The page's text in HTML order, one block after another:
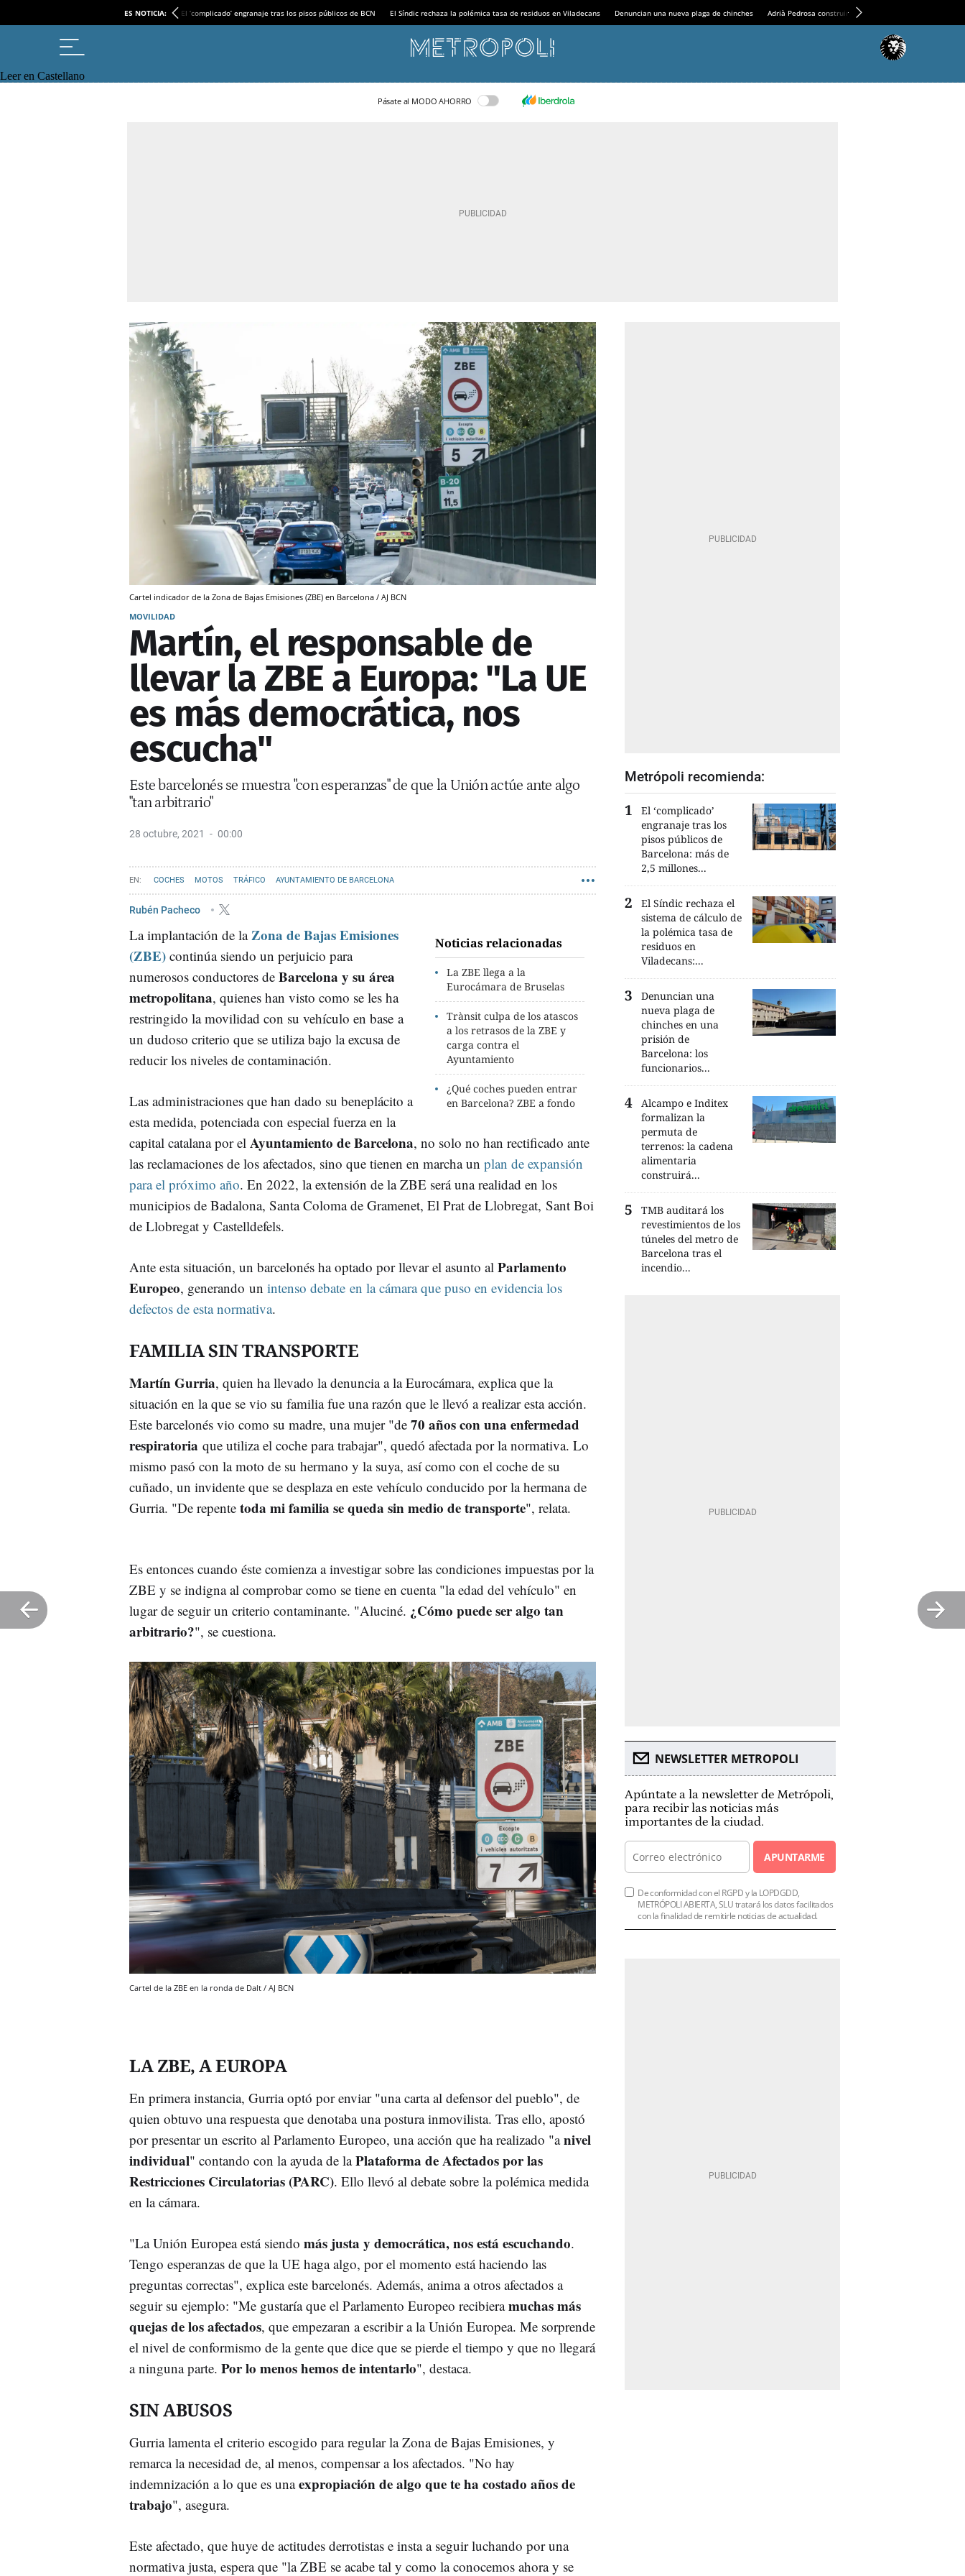
ES NOTICIA: El ‘complicado’ engranaje tras los pisos públicos de BCN El Síndic rechaza la polémica tasa de residuos en Viladecans Denuncian una nueva plaga de chinches Adrià Pedrosa construirá la nueva residencia en el
Leer en Castellano
Pásate al MODO AHORRO
Cartel indicador de la Zona de Bajas Emisiones (ZBE) en Barcelona / AJ BCN
MOVILIDAD
Martín, el responsable de
llevar la ZBE a Europa: "La UE
es más democrática, nos
escucha"
Este barcelonés se muestra "con esperanzas" de que la Unión actúe ante algo
"tan arbitrario"
28 octubre, 2021 00:00
COCHES MOTOS TRÁFICO AYUNTAMIENTO DE BARCELONA
ZONA DE BAJAS EMISIONES DE BARCELONA (ZBE)
Rubén Pacheco
Noticias relacionadas
La ZBE llega a la
Eurocámara de Bruselas
Trànsit culpa de los atascos
a los retrasos de la ZBE y
carga contra el
Ayuntamiento
¿Qué coches pueden entrar
en Barcelona? ZBE a fondo
La implantación de laZona de Bajas Emisiones
(ZBE) continúa siendo un perjuicio para
numerosos conductores de Barcelona y su área
metropolitana, quienes han visto como se les ha
restringido la movilidad con su vehículo en base a
un dudoso criterio que se utiliza bajo la excusa de
reducir los niveles de contaminación.
Las administraciones que han dado su beneplácito a
esta medida, potenciada con especial fuerza en la
capital catalana por el Ayuntamiento de Barcelona, no solo no han rectificado ante
las reclamaciones de los afectados, sino que tienen en marcha un plan de expansión
para el próximo año. En 2022, la extensión de la ZBE será una realidad en los
municipios de Badalona, Santa Coloma de Gramenet, El Prat de Llobregat, Sant Boi
de Llobregat y Castelldefels.
Ante esta situación, un barcelonés ha optado por llevar el asunto al Parlamento
Europeo, generando un intenso debate en la cámara que puso en evidencia los
defectos de esta normativa.
FAMILIA SIN TRANSPORTE
Martín Gurria, quien ha llevado la denuncia a la Eurocámara, explica que la
situación en la que se vio su familia fue una razón que le llevó a realizar esta acción.
Este barcelonés vio como su madre, una mujer "de 70 años con una enfermedad
respiratoria que utiliza el coche para trabajar", quedó afectada por la normativa. Lo
mismo pasó con la moto de su hermano y la suya, así como con el coche de su
cuñado, un invidente que se desplaza en este vehículo conducido por la hermana de
Gurria. "De repente toda mi familia se queda sin medio de transporte", relata.
Es entonces cuando éste comienza a investigar sobre las condiciones impuestas por la
ZBE y se indigna al comprobar como se tiene en cuenta "la edad del vehículo" en
lugar de seguir un criterio contaminante. "Aluciné. ¿Cómo puede ser algo tan
arbitrario?", se cuestiona.
Cartel de la ZBE en la ronda de Dalt / AJ BCN
LA ZBE, A EUROPA
En primera instancia, Gurria optó por enviar "una carta al defensor del pueblo", de
quien obtuvo una respuesta que denotaba una postura inmovilista. Tras ello, apostó
por presentar un escrito al Parlamento Europeo, una acción que ha realizado "anivel
individual" contando con la ayuda de laPlataforma de Afectados por las
Restricciones Circulatorias (PARC). Ello llevó al debate sobre la polémica medida
en la cámara.
"La Unión Europea está siendo más justa y democrática, nos está escuchando.
Tengo esperanzas de que la UE haga algo, por el momento está haciendo las
preguntas correctas", explica este barcelonés. Además, anima a otros afectados a
seguir su ejemplo: "Me gustaría que el Parlamento Europeo recibieramuchas más
quejas de los afectados, que empezaran a escribir a la Unión Europea. Me sorprende
el nivel de conformismo de la gente que dice que se pierde el tiempo y que no llegará
a ninguna parte. Por lo menos hemos de intentarlo", destaca.
SIN ABUSOS
Gurria lamenta el criterio escogido para regular la Zona de Bajas Emisiones, y
remarca la necesidad de, al menos, compensar a los afectados. "No hay
indemnización a lo que es unaexpropiación de algo que te ha costado años de
trabajo", asegura.
Este afectado, que huye de actitudes derrotistas e insta a seguir luchando por una
normativa justa, espera que "la ZBE se acabe tal y como la conocemos ahora y se
Metrópoli recomienda:
El ‘complicado’
engranaje tras los
pisos públicos de
Barcelona: más de
2,5 millones...
El Síndic rechaza el
sistema de cálculo de
la polémica tasa de
residuos en
Viladecans:...
Denuncian una
nueva plaga de
chinches en una
prisión de
Barcelona: los
funcionarios...
Alcampo e Inditex
formalizan la
permuta de
terrenos: la cadena
alimentaria
construirá...
TMB auditará los
revestimientos de los
túneles del metro de
Barcelona tras el
incendio...
NEWSLETTER METROPOLI
Apúntate a la newsletter de Metrópoli,
para recibir las noticias más
importantes de la ciudad.
APUNTARME
De conformidad con el RGPD y la LOPDGDD,
METRÓPOLI ABIERTA, SLU tratará los datos facilitados
con la finalidad de remitirle noticias de actualidad.